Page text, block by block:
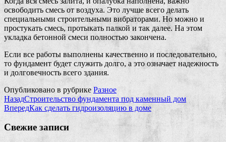
освободить смесь от воздуха. Это лучше всего делать
специальными строительными вибраторами. Но можно и
простукать смесь, протыкать палкой и так далее. На этом
укладка бетонной смеси полностью закончена.
Если все работы выполнены качественно и последовательно,
то фундамент будет служить долго, а это означает надежность
и долговечность всего здания.
Опубликовано в рубрике Разное
НазадСтроительство фундамента под каменный дом
ВпередКак сделать гидроизоляцию в доме
Свежие записи